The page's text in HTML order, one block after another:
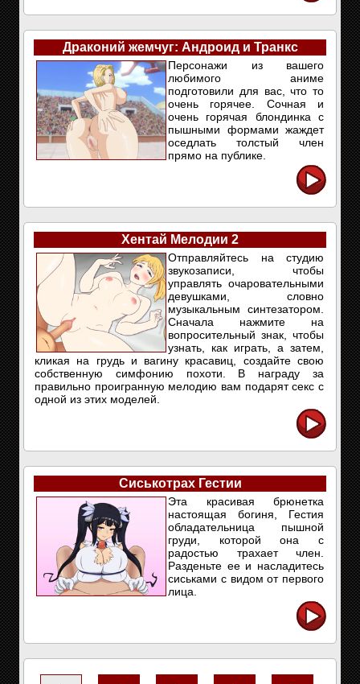
Драконий жемчуг: Андроид и Транкс
Персонажи из вашего
любимого аниме
подготовили для вас, что то
очень горячее. Сочная и
очень горячая блондинка с
пышными формами жаждет
оседлать толстый член
прямо на публике.
Хентай Мелодии 2
Отправляйтесь на студию
звукозаписи, чтобы
управлять очаровательными
девушками, словно
музыкальным синтезатором.
Сначала нажмите на
вопросительный знак, чтобы
узнать, как играть, а затем,
кликая на грудь и вагину красавиц, создайте свою
собственную симфонию похоти. В награду за
правильно проигранную мелодию вам подарят секс с
одной из этих моделей.
Сиськотрах Гестии
Эта красивая брюнетка
настоящая богиня, Гестия
обладательница пышной
груди, которой она с
радостью трахает член.
Разденьте ее и насладитесь
сиськами с видом от первого
лица.